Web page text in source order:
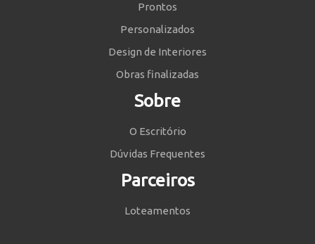
Prontos
Personalizados
Design de Interiores
Obras finalizadas
Sobre
O Escritório
Dúvidas Frequentes
Parceiros
Loteamentos